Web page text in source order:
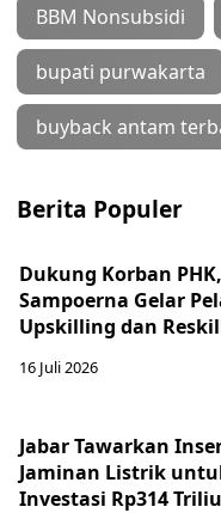
BBM Nonsubsidi
bupati purwakarta
buyback antam
Berita Populer
Dukung Korban
Sampoerna Gelar
Upskilling dan
16 Juli 2026
Jabar Tawarkan
Jaminan Listrik
Investasi Rp314